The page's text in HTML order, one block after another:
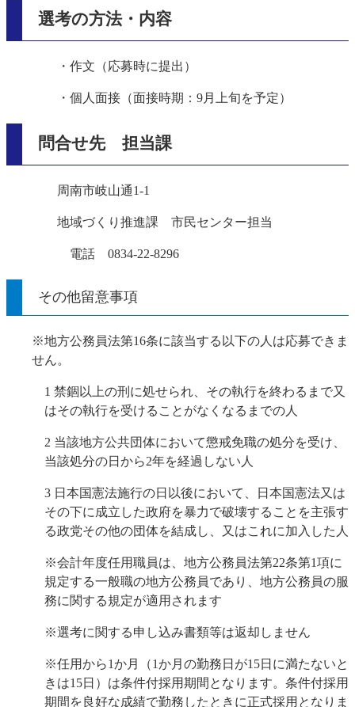
選考の方法・内容
・作文（応募時に提出）
・個人面接（面接時期：9月上旬を予定）
問合せ先 担当課
周南市岐山通1-1
地域づくり推進課 市民センター担当
電話 0834-22-8296
その他留意事項
※地方公務員法第16条に該当する以下の人は応募できま
せん。
1 禁錮以上の刑に処せられ、その執行を終わるまで又
はその執行を受けることがなくなるまでの人
2 当該地方公共団体において懲戒免職の処分を受け、
当該処分の日から2年を経過しない人
3 日本国憲法施行の日以後において、 日本国憲法又は
その下に成立した政府を暴力で破壊することを主張す
る政党その他の団体を結成し、又はこれに加入した人
※会計年度任用職員は、地方公務員法第22条第1項に
規定する一般職の地方公務員であり、地方公務員の服
務に関する規定が適用されます
※選考に関する申し込み書類等は返却しません
※任用から1か月（1か月の勤務日が15日に満たないと
きは15日）は条件付採用期間となります。条件付採用
期間を良好な成績で勤務したときに正式採用となりま